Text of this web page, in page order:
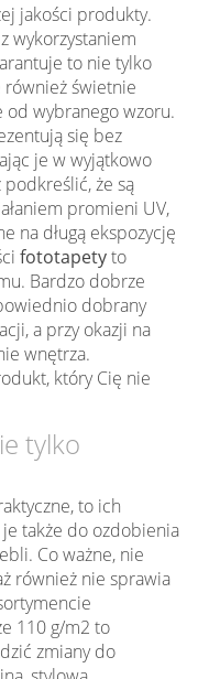
jakości produkty.
wykorzystaniem
to nie tylko
świetnie
od wybranego wzoru.
się bez
je w wyjątkowo
że są
promieni UV,
na długą ekspozycję
fototapetyto
Bardzo dobrze
dobrany
a przy okazji na
wnętrza.
który Cię nie
tylko
to ich
także do ozdobienia
Co ważne, nie
również nie sprawia
110 g/m2 to
zmiany do